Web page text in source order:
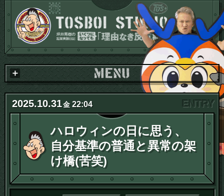
2025.10.31金22:04
ハロウィンの日に思う、
自分基準の普通と異常の架
け橋(苦笑)